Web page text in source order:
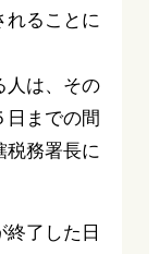
れることに
人は、その
日までの間
税務署長に
了した日